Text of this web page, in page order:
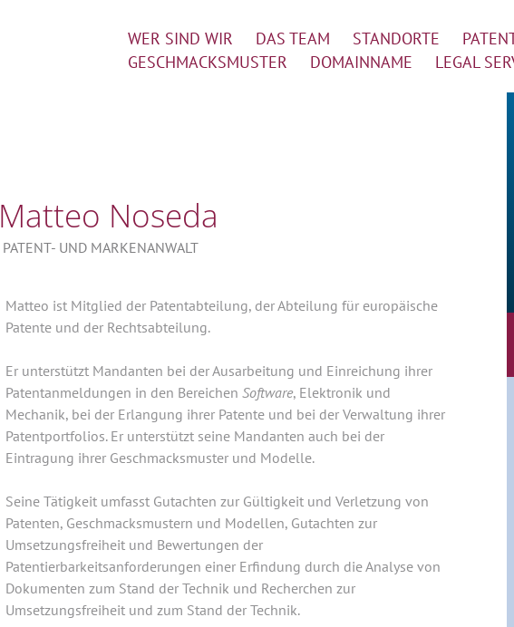
WER SIND WIR DAS TEAM STANDORTE
GESCHMACKSMUSTER
DOMAINNAME LEGAL
Matteo Noseda
PATENT- UND MARKENANWALT
Matteo ist Mitglied der Patentabteilung, der Abteilung für europäische
Patente und der Rechtsabteilung.
Er unterstützt Mandanten bei der Ausarbeitung und Einreichung ihrer
Patentanmeldungen in den Bereichen Software, Elektronik und
Mechanik, bei der Erlangung ihrer Patente und bei der Verwaltung ihrer
Patentportfolios. Er unterstützt seine Mandanten auch bei der
Eintragung ihrer Geschmacksmuster und Modelle.
Seine Tätigkeit umfasst Gutachten zur Gültigkeit und Verletzung von
Patenten, Geschmacksmustern und Modellen, Gutachten zur
Umsetzungsfreiheit und Bewertungen der
Patentierbarkeitsanforderungen einer Erfindung durch die Analyse von
Dokumenten zum Stand der Technik und Recherchen zur
Umsetzungsfreiheit und zum Stand der Technik.